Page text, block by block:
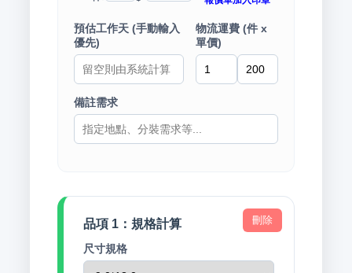
預估工作天 (手動輸入
優先)
物流運費 (件 x
單價)
備註需求
刪除
品項 1：規格計算
尺寸規格